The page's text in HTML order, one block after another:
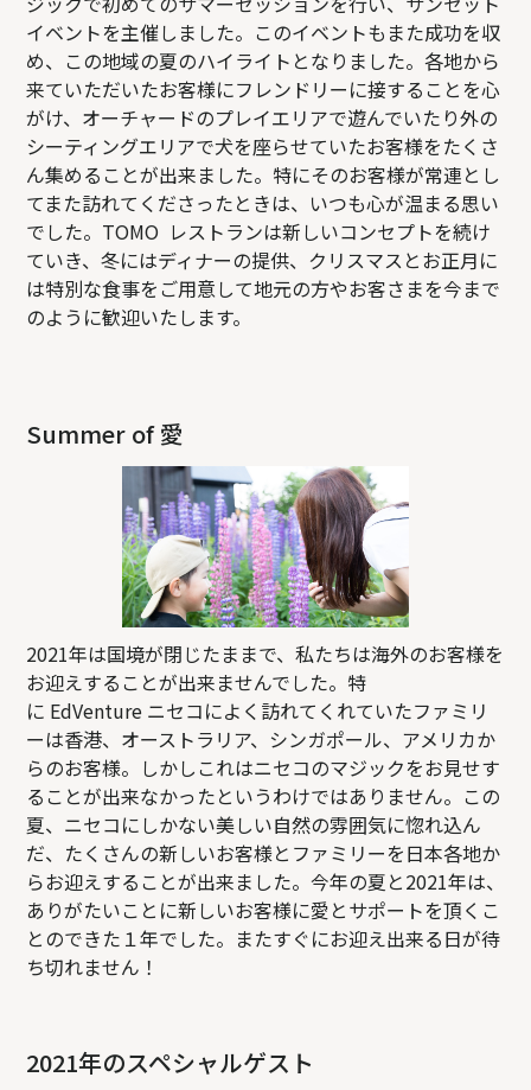
イベントを主催しました。このイベントもまた成功を収
め、この地域の夏のハイライトとなりました。各地から
来ていただいたお客様にフレンドリーに接することを心
がけ、オーチャードのプレイエリアで遊んでいたり外の
シーティングエリアで犬を座らせていたお客様をたくさ
ん集めることが出来ました。特にそのお客様が常連とし
てまた訪れてくださったときは、いつも心が温まる思い
でした。TOMO レストランは新しいコンセプトを続け
ていき、冬にはディナーの提供、クリスマスとお正月に
は特別な食事をご用意して地元の方やお客さまを今まで
のように歓迎いたします。
Summer of 愛
2021年は国境が閉じたままで、私たちは海外のお客様を
お迎えすることが出来ませんでした。特
に EdVenture ニセコによく訪れてくれていたファミリ
ーは香港、オーストラリア、シンガポール、アメリカか
らのお客様。しかしこれはニセコのマジックをお見せす
ることが出来なかったというわけではありません。この
夏、ニセコにしかない美しい自然の雰囲気に惚れ込ん
だ、たくさんの新しいお客様とファミリーを日本各地か
らお迎えすることが出来ました。今年の夏と2021年は、
ありがたいことに新しいお客様に愛とサポートを頂くこ
とのできた１年でした。またすぐにお迎え出来る日が待
ち切れません！
2021年のスペシャルゲスト